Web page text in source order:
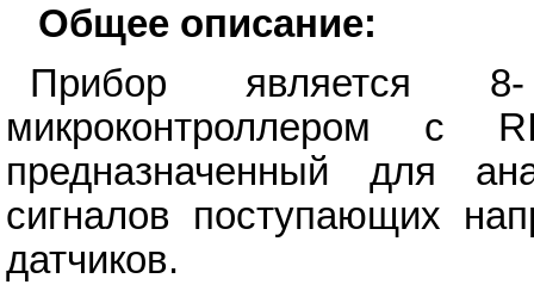
Общее описание:
Прибор является 8-
микроконтроллером с
предназначенный для
сигналов поступающих
датчиков.